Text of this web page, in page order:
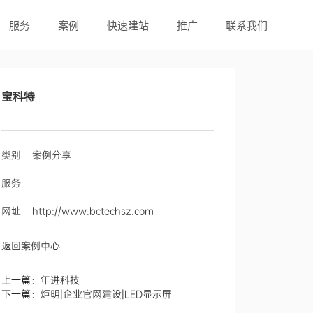
服务 案例 快速建站 推广 联系我们
宝科特
类别 案例分享
服务
网址 http://www.bctechsz.com
返回案例中心
上一篇： 年进科技
下一篇： 炬明|企业官网建设|LED显示屏